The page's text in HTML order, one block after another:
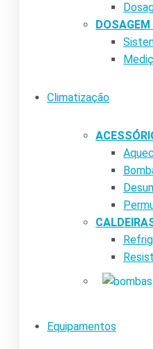
Climatização
Equipamentos